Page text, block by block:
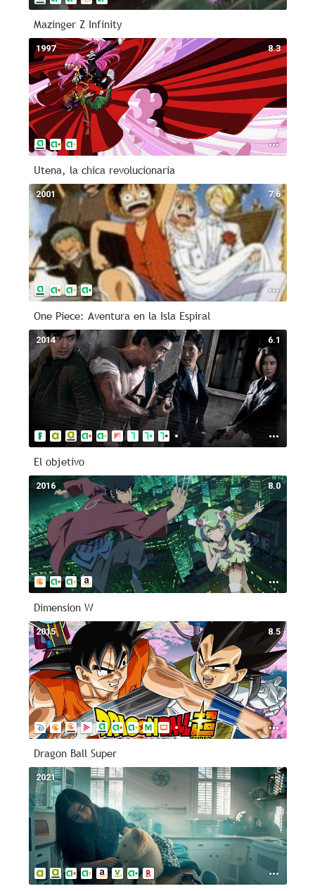
Mazinger Z Infinity
8.3
1997
Utena, la chica revolucionaria
7.6
2001
One Piece: Aventura en la Isla Espiral
6.1
2014
El objetivo
8.0
2016
Dimension W
8.5
2015
Dragon Ball Super
--
2021